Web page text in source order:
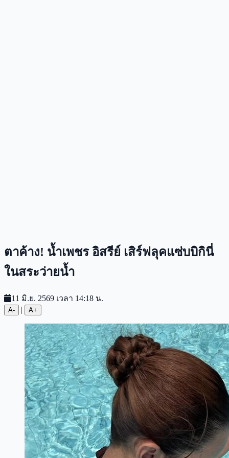
ตาค้าง! น้ำเพชร อิสรีย์ เสิร์ฟลุคแซ่บบิกินี่
ในสระว่ายน้ำ
11 มิ.ย. 2569 เวลา 14:18 น.
A- | A+